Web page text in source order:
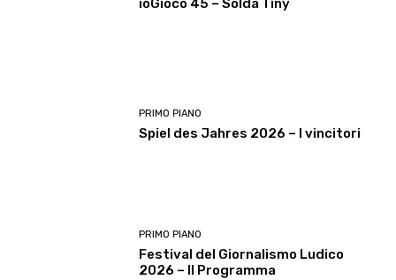
ioGioco 45 – Solda Tiny
PRIMO PIANO
Spiel des Jahres 2026 – I vincitori
PRIMO PIANO
Festival del Giornalismo Ludico
2026 – Il Programma